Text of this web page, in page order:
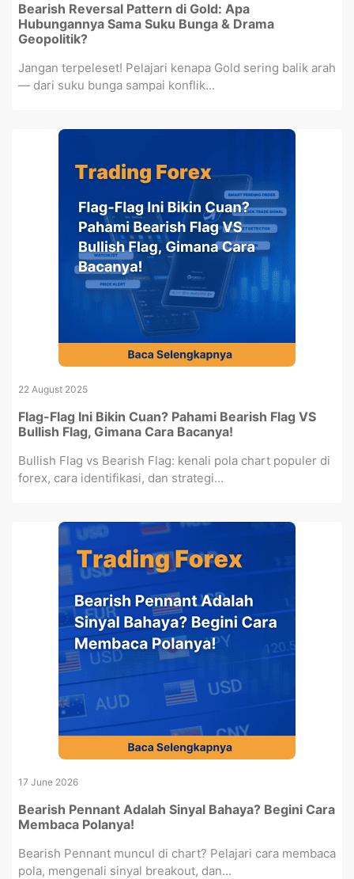
Bearish Reversal Pattern di Gold: Apa
Hubungannya Sama Suku Bunga & Drama
Geopolitik?
Jangan terpeleset! Pelajari kenapa Gold sering balik arah
— dari suku bunga sampai konflik...
22 August 2025
Flag-Flag Ini Bikin Cuan? Pahami Bearish Flag VS
Bullish Flag, Gimana Cara Bacanya!
Bullish Flag vs Bearish Flag: kenali pola chart populer di
forex, cara identifikasi, dan strategi...
17 June 2026
Bearish Pennant Adalah Sinyal Bahaya? Begini Cara
Membaca Polanya!
Bearish Pennant muncul di chart? Pelajari cara membaca
pola, mengenali sinyal breakout, dan...